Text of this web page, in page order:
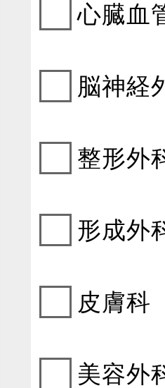
心臓血
脳神経
整形外
形成外
皮膚科
美容外